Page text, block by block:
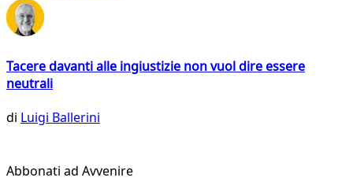
Tacere davanti alle ingiustizie non vuol dire essere
neutrali
di Luigi Ballerini
Abbonati ad Avvenire